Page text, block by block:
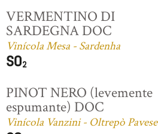
VERMENTINO DI
SARDEGNA DOC
Vinícola Mesa - Sardenha
PINOT NERO (levemente
espumante) DOC
Vinícola Vanzini - Oltrepò Pavese